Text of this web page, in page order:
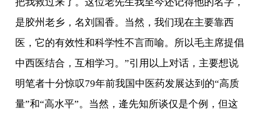
是胶州老乡，名刘国香。当然，我们现在主要靠西
医，它的有效性和科学性不言而喻。所以毛主席提倡
中西医结合，互相学习。”引用以上对话，主要想说
明笔者十分惊叹79年前我国中医药发展达到的“高质
量”和“高水平”。当然，逄先知所谈仅是个例，但这